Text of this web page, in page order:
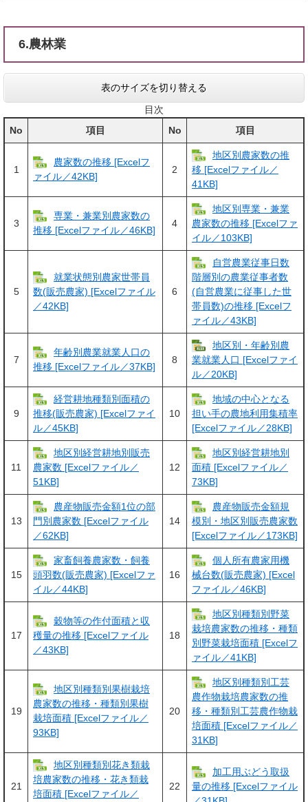
6.農林業
表のサイズを切り替える
目次
No
項目 No 項目
1
農家数の推移 [Excelフ
ァイル／42KB]
2
地区別農家数の推
移 [Excelファイル／
41KB]
3
専業・兼業別農家数の
推移 [Excelファイル／46KB]
4
地区別専業・兼業
農家数の推移 [Excelファ
イル／103KB]
5
就業状態別農家世帯員
数(販売農家) [Excelファイル
／42KB]
6
自営農業従事日数
階層別の農業従事者数
(自営農業に従事した世
帯員数)の推移 [Excelフ
ァイル／43KB]
7
年齢別農業就業人口の
推移 [Excelファイル／37KB]
8
地区別・年齢別農
業就業人口 [Excelファイ
ル／20KB]
9
経営耕地種類別面積の
推移(販売農家) [Excelファイ
ル／45KB]
10
地域の中心となる
担い手の農地利用集積率
[Excelファイル／28KB]
11
地区別経営耕地別販売
農家数 [Excelファイル／
51KB]
12
地区別経営耕地別
面積 [Excelファイル／
73KB]
13
農産物販売金額1位の部
門別農家数 [Excelファイル
／62KB]
14
農産物販売金額規
模別・地区別販売農家数
[Excelファイル／173KB]
15
家畜飼養農家数・飼養
頭羽数(販売農家) [Excelファ
イル／44KB]
16
個人所有農家用機
械台数(販売農家) [Excel
ファイル／46KB]
17
穀物等の作付面積と収
穫量の推移 [Excelファイル
／43KB]
18
地区別種類別野菜
栽培農家数の推移・種類
別野菜栽培面積 [Excelフ
ァイル／41KB]
19
地区別種類別果樹栽培
農家数の推移・種類別果樹
栽培面積 [Excelファイル／
93KB]
20
地区別種類別工芸
農作物栽培農家数の推
移・種類別工芸農作物栽
培面積 [Excelファイル／
31KB]
21
地区別種類別花き類栽
培農家数の推移・花き類栽
培面積 [Excelファイル／
22
加工用ぶどう取扱
量の推移 [Excelファイル